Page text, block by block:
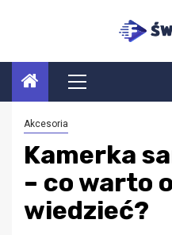
Menu
główne
Akcesoria
Kamerka
– co warto
wiedzieć?